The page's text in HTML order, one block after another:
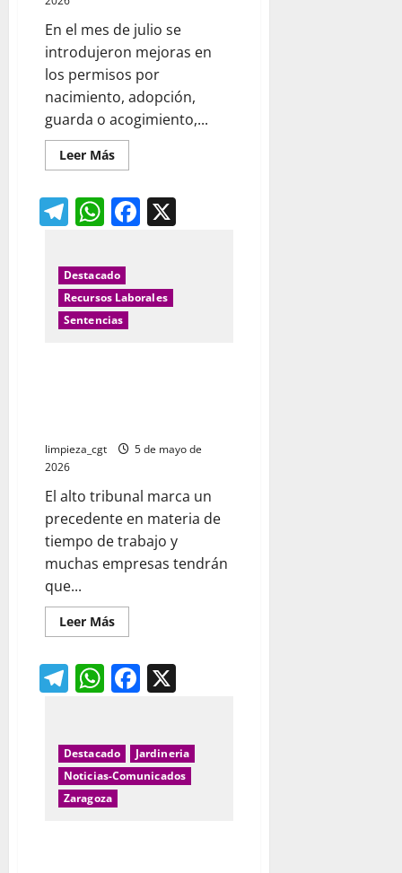
En el mes de julio se
introdujeron mejoras en
los permisos por
nacimiento, adopción,
guarda o acogimiento,...
Leer MásLeer
más
Permisos
por
nacimiento
Telegram
WhatsApp
Facebook
Destacado
Recursos Laborales
Sentencias
limpieza_cgt
5 de mayo de
2026
El alto tribunal marca un
precedente en materia de
tiempo de trabajo y
muchas empresas tendrán
que...
Leer MásLeer
más
Las
empresas
deberán
de
fichaje
tras
la
decisión
Telegram
WhatsApp
Facebook
Destacado
Jardineria
Noticias-Comunicados
Zaragoza